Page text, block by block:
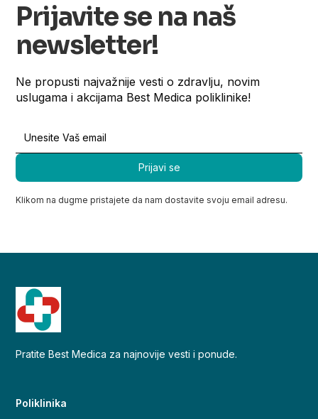
Prijavite se na naš
newsletter!
Ne propusti najvažnije vesti o zdravlju, novim
uslugama i akcijama Best Medica poliklinike!
Klikom na dugme pristajete da nam dostavite svoju email adresu.
Pratite Best Medica za najnovije vesti i ponude.
Poliklinika